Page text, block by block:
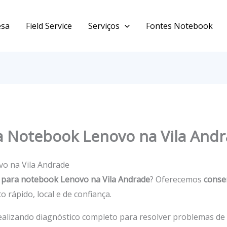
Field Service Serviços Fontes Notebook
Notebook Lenovo na Vila
na Vila Andrade
notebook Lenovo na Vila Andrade? Oferecemos
rápido, local e de confiança.
diagnóstico completo para resolver problemas